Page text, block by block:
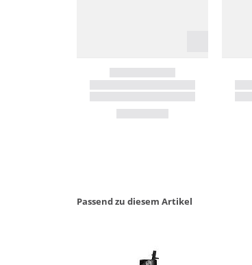
Passend zu diesem Artikel